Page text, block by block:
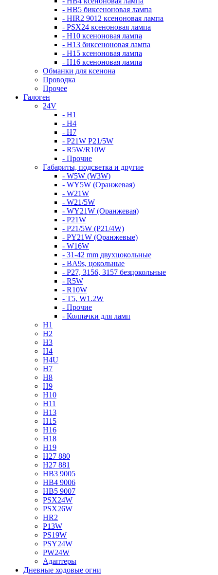
- HB5 биксеноновая лампа
- HIR2 9012 ксеноновая лампа
- PSX24 ксеноновая лампа
- H10 ксеноновая лампа
- H13 биксеноновая лампа
- H15 ксеноновая лампа
- H16 ксеноновая лампа
Обманки для ксенона
Проводка
Прочее
Галоген
24V
- H1
- H4
- H7
- P21W P21/5W
- R5W/R10W
- Прочие
Габариты, подсветка и другие
- W5W (W3W)
- WY5W (Оранжевая)
- W21W
- W21/5W
- WY21W (Оранжевая)
- P21W
- P21/5W (P21/4W)
- PY21W (Оранжевые)
- W16W
- 31-42 mm двухцокольные
- BA9s, цокольные
- P27, 3156, 3157 безцокольные
- R5W
- R10W
- T5, W1.2W
- Прочие
- Колпачки для ламп
H1
H2
H3
H4
H4U
H7
H8
H9
H10
H11
H13
H15
H16
H18
H19
H27 880
H27 881
HB3 9005
HB4 9006
HB5 9007
PSX24W
PSX26W
HR2
P13W
PS19W
PSY24W
PW24W
Адаптеры
Дневные ходовые огни